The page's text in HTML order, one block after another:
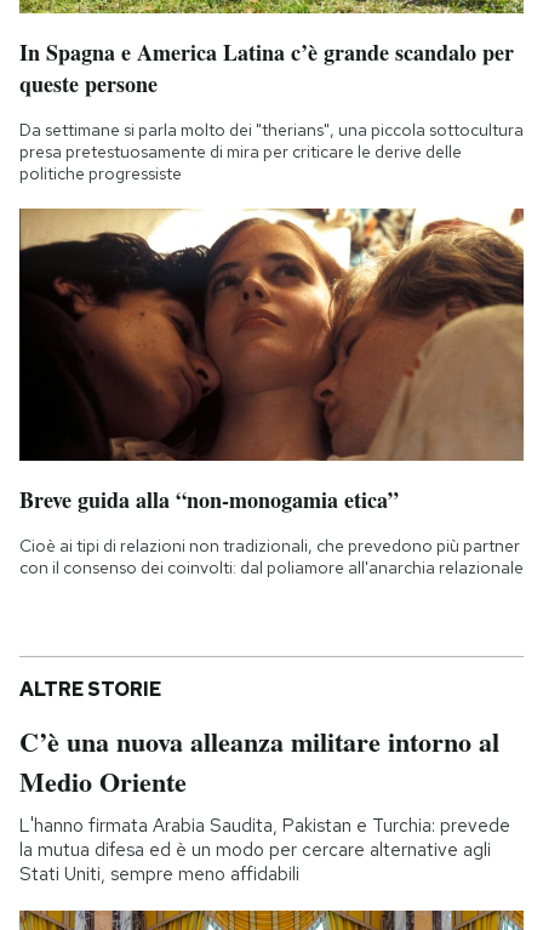
In Spagna e America Latina c’è grande scandalo per
queste persone
Da settimane si parla molto dei "therians", una piccola sottocultura
presa pretestuosamente di mira per criticare le derive delle
politiche progressiste
Breve guida alla “non-monogamia etica”
Cioè ai tipi di relazioni non tradizionali, che prevedono più partner
con il consenso dei coinvolti: dal poliamore all'anarchia relazionale
ALTRE STORIE
C’è una nuova alleanza militare intorno al
Medio Oriente
L'hanno firmata Arabia Saudita, Pakistan e Turchia: prevede
la mutua difesa ed è un modo per cercare alternative agli
Stati Uniti, sempre meno affidabili